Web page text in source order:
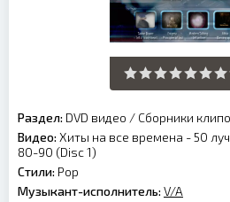
Раздел: DVD видео / Сборники
Видео: Хиты на все времена - 50
80-90 (Disc 1)
Стили: Pop
Музыкант-исполнитель: V/A